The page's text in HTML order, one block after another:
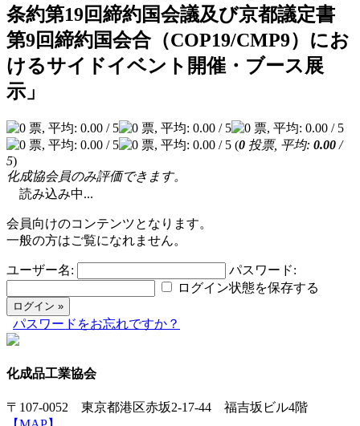
条約第19回締約国会議及び京都議定書
第9回締約国会合（COP19/CMP9）にお
けるサイドイベント開催・ブース展
示」
(0 投票, 平均: 0.00 /
5)
化成協会員のみ評価できます。
読み込み中...
会員向けのコンテンツとなります。
一般の方はご覧になれません。
ユーザー名:
パスワード:
ログイン状態を保存する
パスワードをお忘れですか？
化成品工業協会
〒107-0052 東京都港区赤坂2-17-44 福吉坂ビル4階